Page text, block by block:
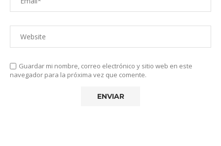
Guardar mi nombre, correo electrónico y sitio web en este
navegador para la próxima vez que comente.